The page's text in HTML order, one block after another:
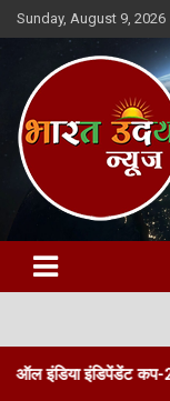
Skip
to
Sunday, August 9, 2026
Bharat
कप-2026 में